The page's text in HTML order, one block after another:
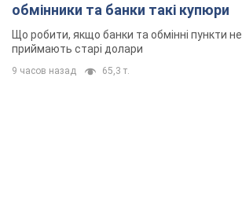
обмінники та банки такі купюри
Що робити, якщо банки та обмінні пункти не
приймають старі долари
9 часов назад 65,3 т.